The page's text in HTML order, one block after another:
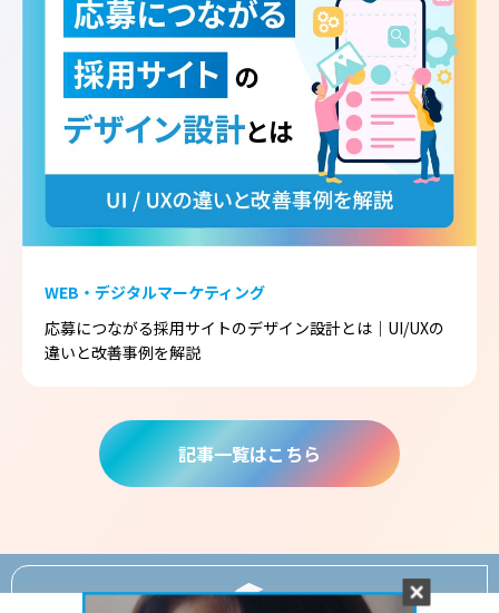
WEB・デジタルマーケティング
応募につながる採用サイトのデザイン設計とは｜UI/UXの
違いと改善事例を解説
記事一覧はこちら